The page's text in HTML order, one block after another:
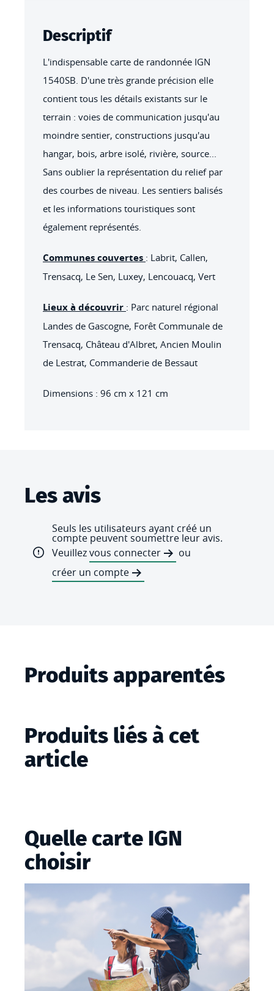
Descriptif
L'indispensable carte de randonnée IGN
1540SB. D'une très grande précision elle
contient tous les détails existants sur le
terrain : voies de communication jusqu'au
moindre sentier, constructions jusqu'au
hangar, bois, arbre isolé, rivière, source...
Sans oublier la représentation du relief par
des courbes de niveau. Les sentiers balisés
et les informations touristiques sont
également représentés.
Communes couvertes : Labrit, Callen,
Trensacq, Le Sen, Luxey, Lencouacq, Vert
Lieux à découvrir : Parc naturel régional
Landes de Gascogne, Forêt Communale de
Trensacq, Château d'Albret, Ancien Moulin
de Lestrat, Commanderie de Bessaut
Dimensions : 96 cm x 121 cm
Les avis
Seuls les utilisateurs ayant créé un
compte peuvent soumettre leur avis.
Veuillezvous connecter
ou
créer un compte
Produits apparentés
Produits liés à cet
article
Quelle carte IGN
choisir